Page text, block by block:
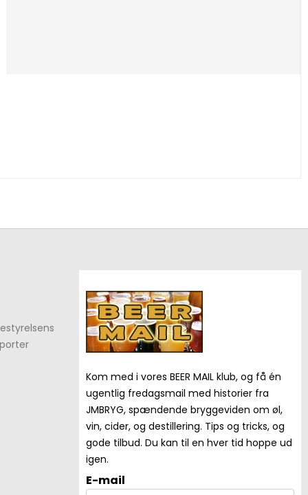
Kom med i vores BEER MAIL klub, og få én
ugentlig fredagsmail med historier fra
JMBRYG, spændende bryggeviden om øl,
vin, cider, og destillering. Tips og tricks, og
gode tilbud. Du kan til en hver tid hoppe ud
igen.
E-mail